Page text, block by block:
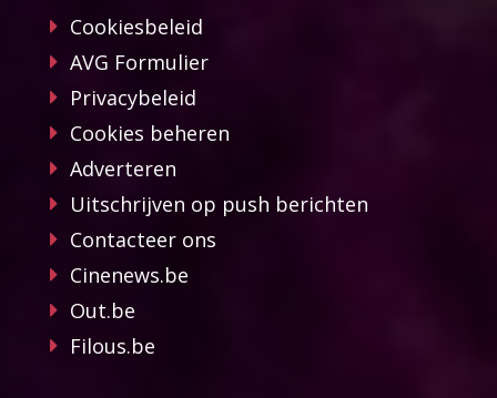
Cookiesbeleid
AVG Formulier
Privacybeleid
Cookies beheren
Adverteren
Uitschrijven op push berichten
Contacteer ons
Cinenews.be
Out.be
Filous.be